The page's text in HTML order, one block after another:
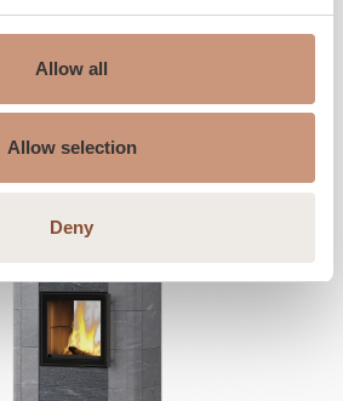
Allow all
Allow selection
Deny